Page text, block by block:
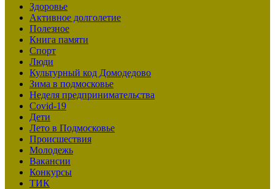
Здоровье
Активное долголетие
Полезное
Книга памяти
Спорт
Люди
Культурный код Домодедово
Зима в подмосковье
Неделя предпринимательства
Covid-19
Дети
Лето в Подмосковье
Происшествия
Молодежь
Вакансии
Конкурсы
ТИК